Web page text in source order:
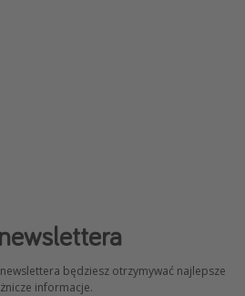
będziesz otrzymywać najlepsze
informacje.